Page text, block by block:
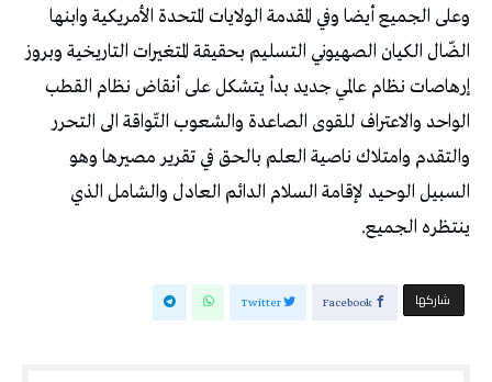
وعلى الجميع أيضا وفي المقدمة الولايات المتحدة الأمريكية وابنها
الضّال الكيان الصهيوني التسليم بحقيقة المتغيرات التاريخية وبروز
إرهاصات نظام عالمي جديد بدأ يتشكل على أنقاض نظام القطب
الواحد والاعتراف للقوى الصاعدة والشعوب التّواقة الى التحرر
والتقدم وامتلاك ناصية العلم بالحق في تقرير مصيرها وهو
السبيل الوحيد لإقامة السلام الدائم العادل والشامل الذي
ينتظره الجميع.
‫‫ شاركها‬ Facebook
Twitter